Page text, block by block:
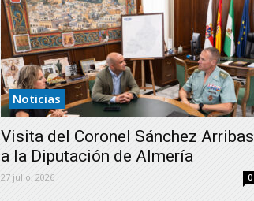
Noticias
Visita del Coronel Sánchez Arribas
a la Diputación de Almería
27 julio, 2026 0